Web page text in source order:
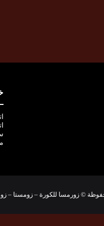
© زورمسا للكورة – زومستا –